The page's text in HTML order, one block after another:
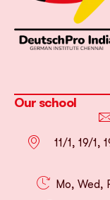
Our school
11/1, 19/1,
Mo, Wed,